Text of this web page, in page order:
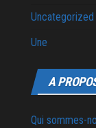
Uncategorized
Une
A
Qui sommes-